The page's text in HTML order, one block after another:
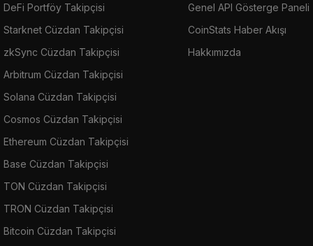
DeFi Portföy Takipçisi
Starknet Cüzdan Takipçisi
zkSync Cüzdan Takipçisi
Arbitrum Cüzdan Takipçisi
Solana Cüzdan Takipçisi
Cosmos Cüzdan Takipçisi
Ethereum Cüzdan Takipçisi
Base Cüzdan Takipçisi
TON Cüzdan Takipçisi
TRON Cüzdan Takipçisi
Bitcoin Cüzdan Takipçisi
Genel API Gösterge Paneli
CoinStats Haber Akışı
Hakkımızda